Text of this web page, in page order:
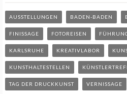
AUSSTELLUNGEN BADEN-BADEN
FINISSAGE FOTOREISEN
KARLSRUHE KREATIVLABOR
KUNSTHALTESTELLEN
TAG DER DRUCKKUNST VERNISSAGE